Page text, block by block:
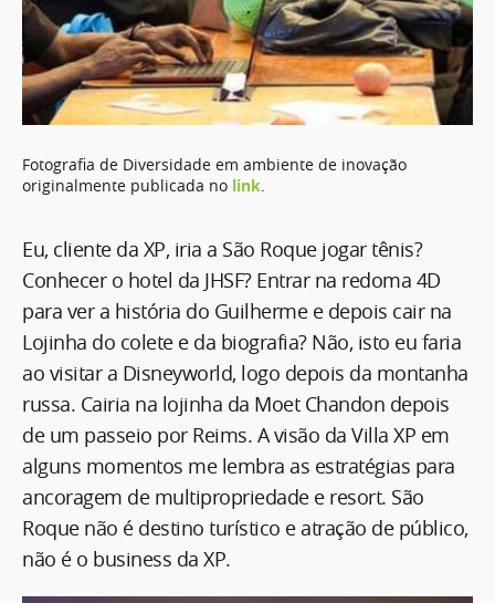
Fotografia de Diversidade em ambiente de inovação
originalmente publicada no link.
Eu, cliente da XP, iria a São Roque jogar tênis?
Conhecer o hotel da JHSF? Entrar na redoma 4D
para ver a história do Guilherme e depois cair na
Lojinha do colete e da biografia? Não, isto eu faria
ao visitar a Disneyworld, logo depois da montanha
russa. Cairia na lojinha da Moet Chandon depois
de um passeio por Reims. A visão da Villa XP em
alguns momentos me lembra as estratégias para
ancoragem de multipropriedade e resort. São
Roque não é destino turístico e atração de público,
não é o business da XP.